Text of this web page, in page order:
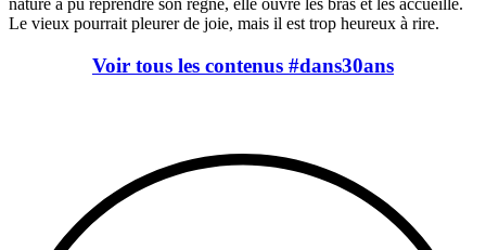
nature a pu reprendre son règne, elle ouvre les bras et les accueille.
Le vieux pourrait pleurer de joie, mais il est trop heureux à rire.
Voir tous les contenus #dans30ans